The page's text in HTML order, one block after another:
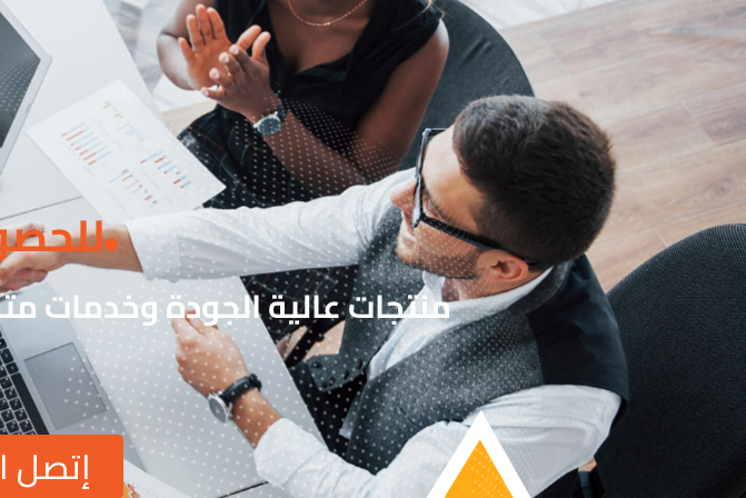
منتجات عالية الجودة وخدمات
إتصل